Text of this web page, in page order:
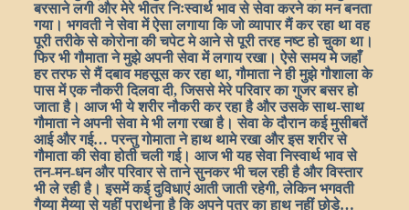
बरसाने लगी और मेरे भीतर निःस्वार्थ भाव से सेवा करने का मन बनता
गया। भगवती ने सेवा में ऐसा लगाया कि जो व्यापार मैं कर रहा था वह
पूरी तरीके से कोरोना की चपेट मे आने से पूरी तरह नष्ट हो चुका था।
फिर भी गौमाता ने मुझे अपनी सेवा में लगाय रखा। ऐसे समय मे जहाँ
हर तरफ से मैं दबाव महसूस कर रहा था, गौमाता ने ही मुझे गौशाला के
पास में एक नौकरी दिलवा दी, जिससे मेरे परिवार का गुजर बसर हो
जाता है। आज भी ये शरीर नौकरी कर रहा है और उसके साथ-साथ
गौमाता ने अपनी सेवा मे भी लगा रखा है। सेवा के दौरान कई मुसीबतें
आई और गई… परन्तु गोमाता ने हाथ थामे रखा और इस शरीर से
गौमाता की सेवा होती चली गई। आज भी यह सेवा निस्वार्थ भाव से
तन-मन-धन और परिवार से ताने सुनकर भी चल रही है और विस्तार
भी ले रही है। इसमें कई दुविधाएं आती जाती रहेगी, लेकिन भगवती
गैय्या मैय्या से यहीं प्रार्थना है कि अपने पुत्र का हाथ नहीं छोडे…